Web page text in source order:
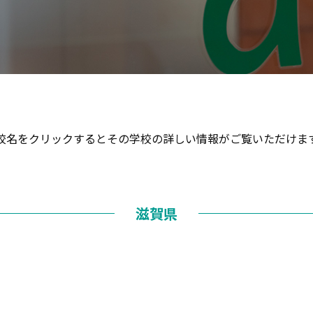
名をクリックするとその学校の詳しい情報がご覧いただけま
滋賀県